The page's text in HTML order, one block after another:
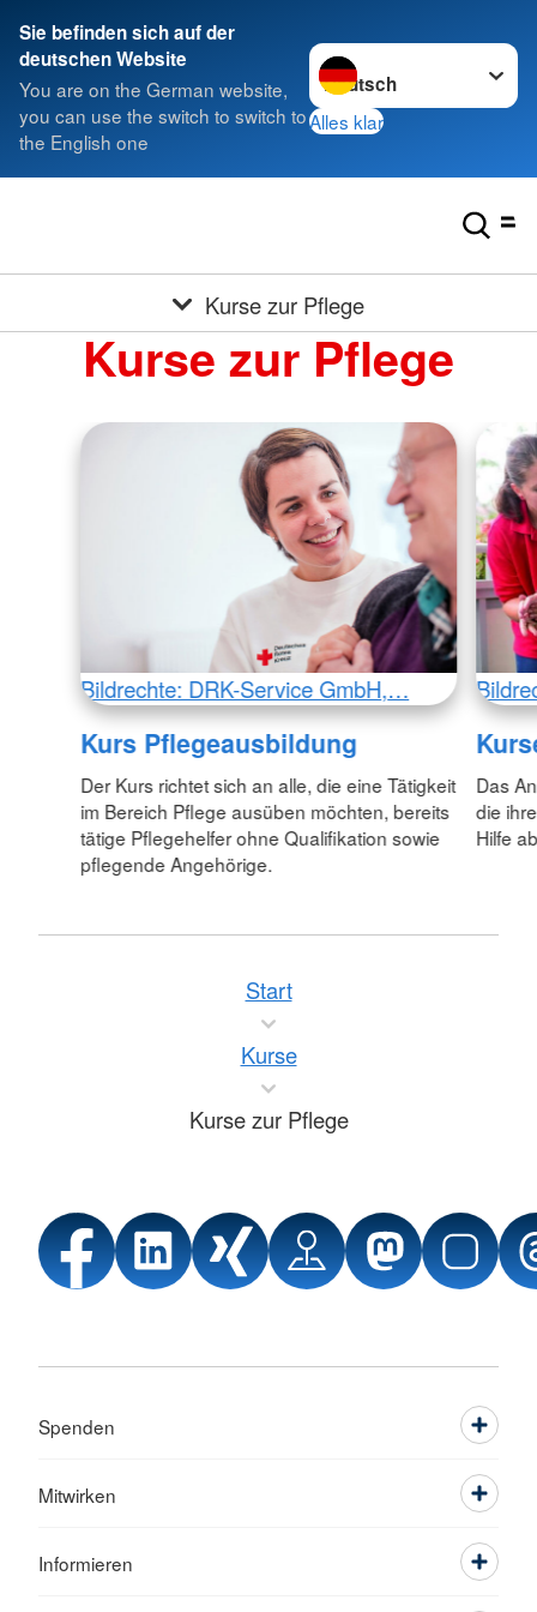
Sie befinden sich auf der
deutschen Website
You are on the German website,
you can use the switch to switch to
the English one
Sprache wechseln zu
Alles klar
Kurse zur Pflege
Kurse zur Pflege
Bildrechte: DRK-Service GmbH,…
Kurs Pflegeausbildung
Der Kurs richtet sich an alle, die eine Tätigkeit
im Bereich Pflege ausüben möchten, bereits
tätige Pflegehelfer ohne Qualifikation sowie
pflegende Angehörige.
Das
die
Hilfe
Start
Kurse
Kurse zur Pflege
Spenden
Mitwirken
Informieren